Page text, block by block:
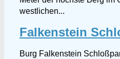
westlichen...
Falkenstein
Burg Falkenstein